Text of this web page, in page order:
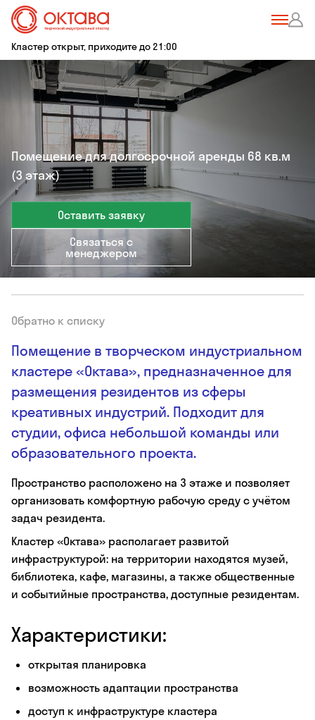
Кластер открыт, приходите до 21:00
Помещение для долгосрочной аренды 68 кв.м
(3 этаж)
Оставить заявку
Связаться с
менеджером
Помещение в творческом индустриальном
кластере «Октава», предназначенное для
размещения резидентов из сферы
креативных индустрий. Подходит для
студии, офиса небольшой команды или
образовательного проекта.
Пространство расположено на 3 этаже и позволяет
организовать комфортную рабочую среду с учётом
задач резидента.
Кластер «Октава» располагает развитой
инфраструктурой: на территории находятся музей,
библиотека, кафе, магазины, а также общественные
и событийные пространства, доступные резидентам.
Характеристики:
открытая планировка
возможность адаптации пространства
доступ к инфраструктуре кластера
Обратно к списку